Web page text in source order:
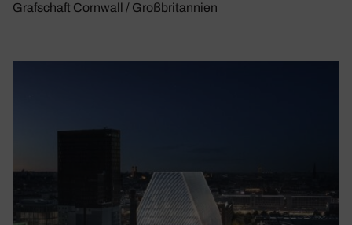
Grafschaft Cornwall / Großbritannien